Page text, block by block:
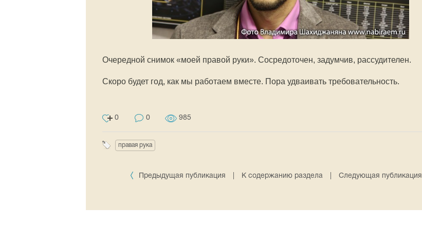
Очередной снимок «моей правой руки». Сосредоточен, задумчив, рассудителен.
Скоро будет год, как мы работаем вместе. Пора удваивать требовательность.
0 0 985
правая рука
Предыдущая публикация К содержанию раздела Следующая публикация